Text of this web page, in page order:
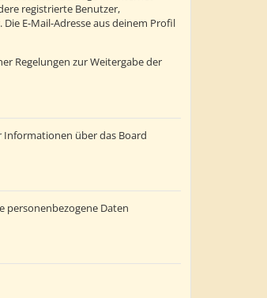
registrierte Benutzer,
E-Mail-Adresse aus deinem Profil
Regelungen zur Weitergabe der
über das Board
personenbezogene Daten